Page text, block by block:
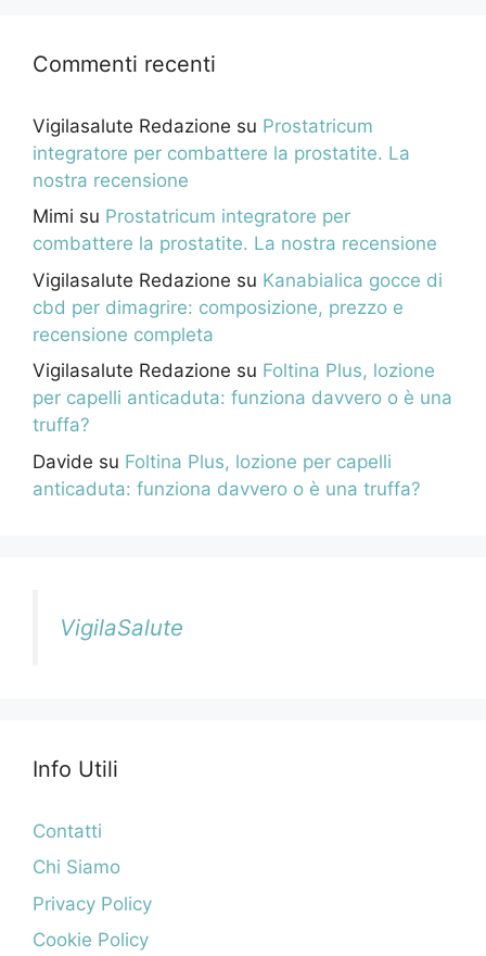
Commenti recenti
Vigilasalute Redazione su Prostatricum
integratore per combattere la prostatite. La
nostra recensione
Mimi su Prostatricum integratore per
combattere la prostatite. La nostra recensione
Vigilasalute Redazione su Kanabialica gocce di
cbd per dimagrire: composizione, prezzo e
recensione completa
Vigilasalute Redazione su Foltina Plus, lozione
per capelli anticaduta: funziona davvero o è una
truffa?
Davide su Foltina Plus, lozione per capelli
anticaduta: funziona davvero o è una truffa?
VigilaSalute
Info Utili
Contatti
Chi Siamo
Privacy Policy
Cookie Policy